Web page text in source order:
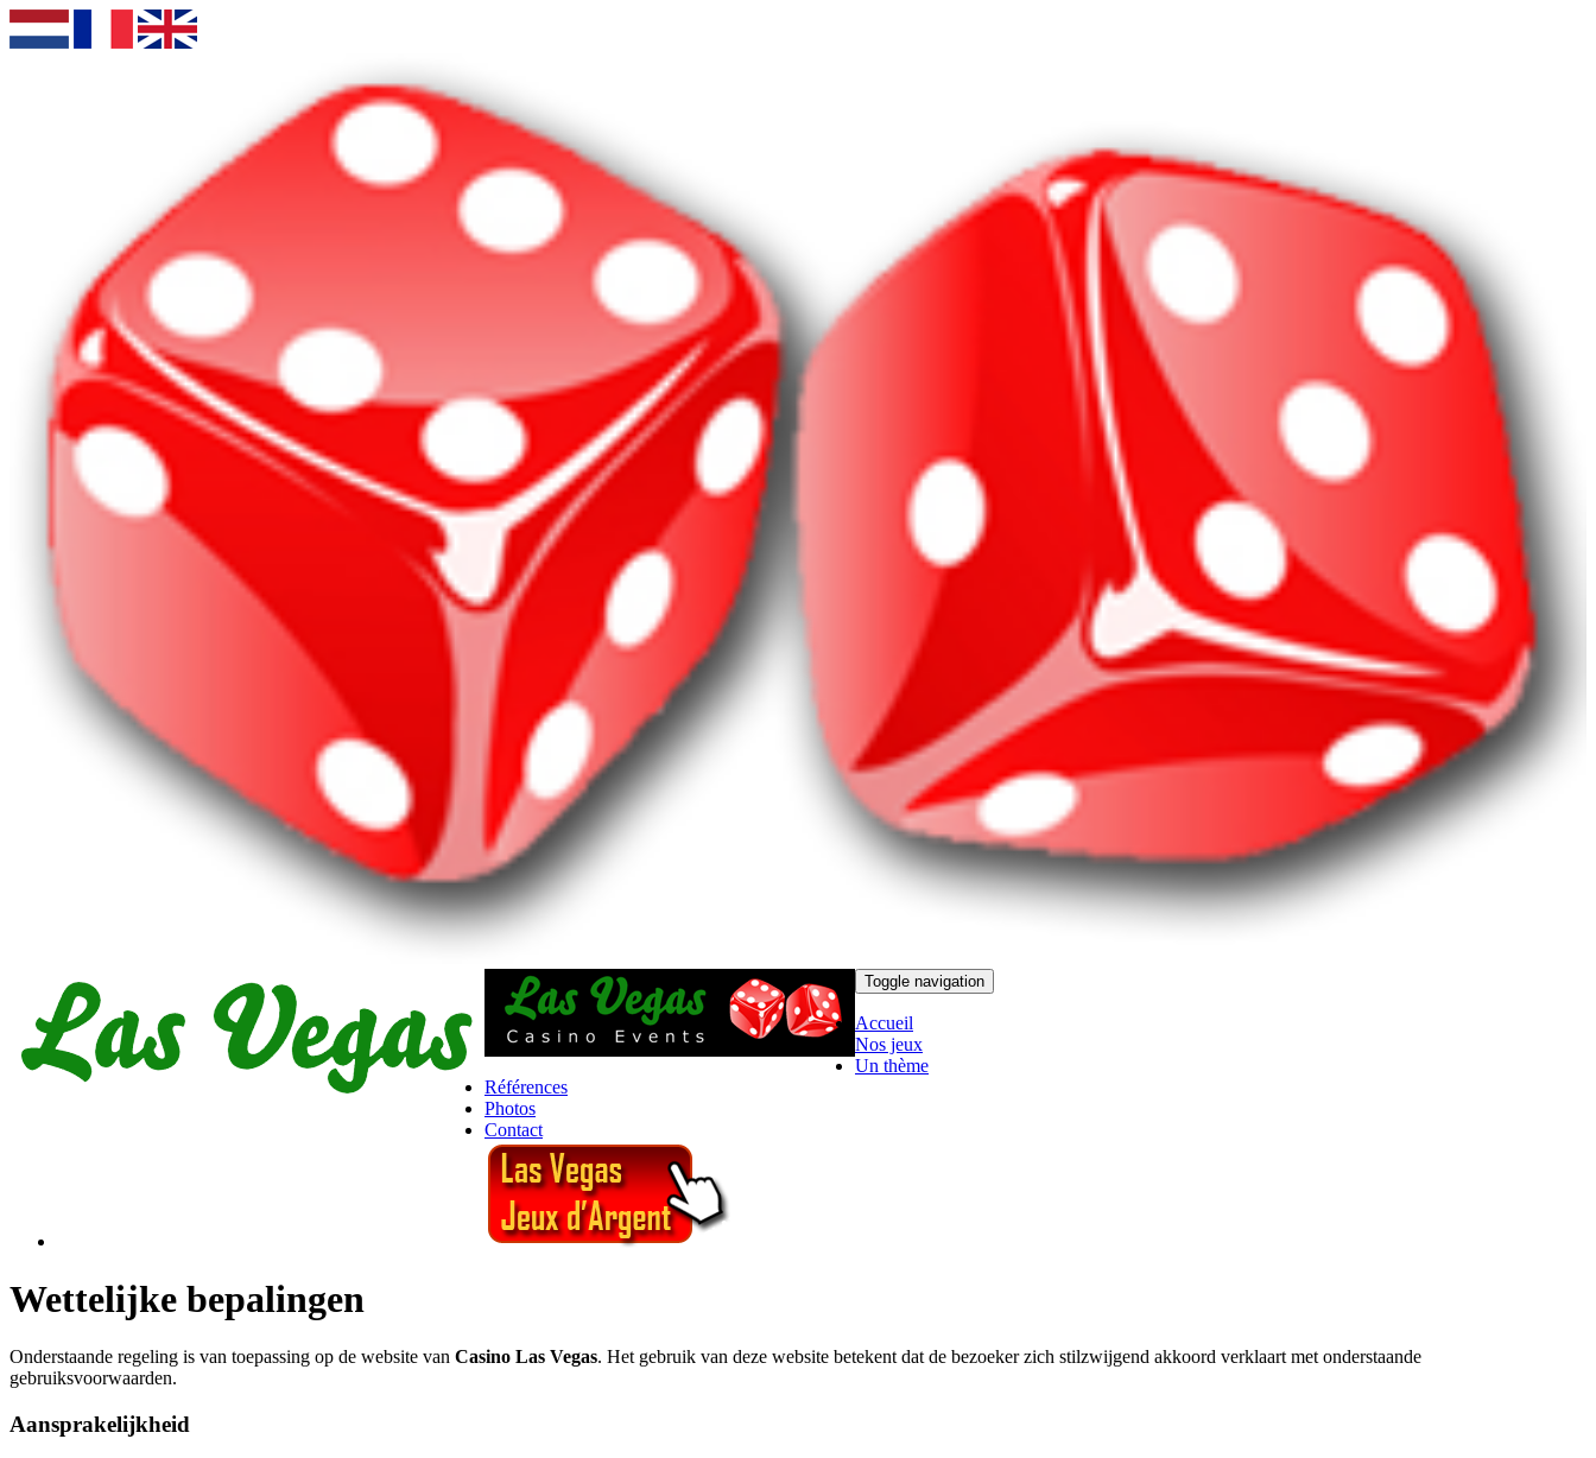
Toggle navigation
Accueil
Nos jeux
Un thème
Références
Photos
Contact
Wettelijke bepalingen
Onderstaande regeling is van toepassing op de website van Casino Las Vegas. Het gebruik van deze website betekent dat de bezoeker zich stilzwijgend akkoord verklaart met onderstaande
gebruiksvoorwaarden.
Aansprakelijkheid